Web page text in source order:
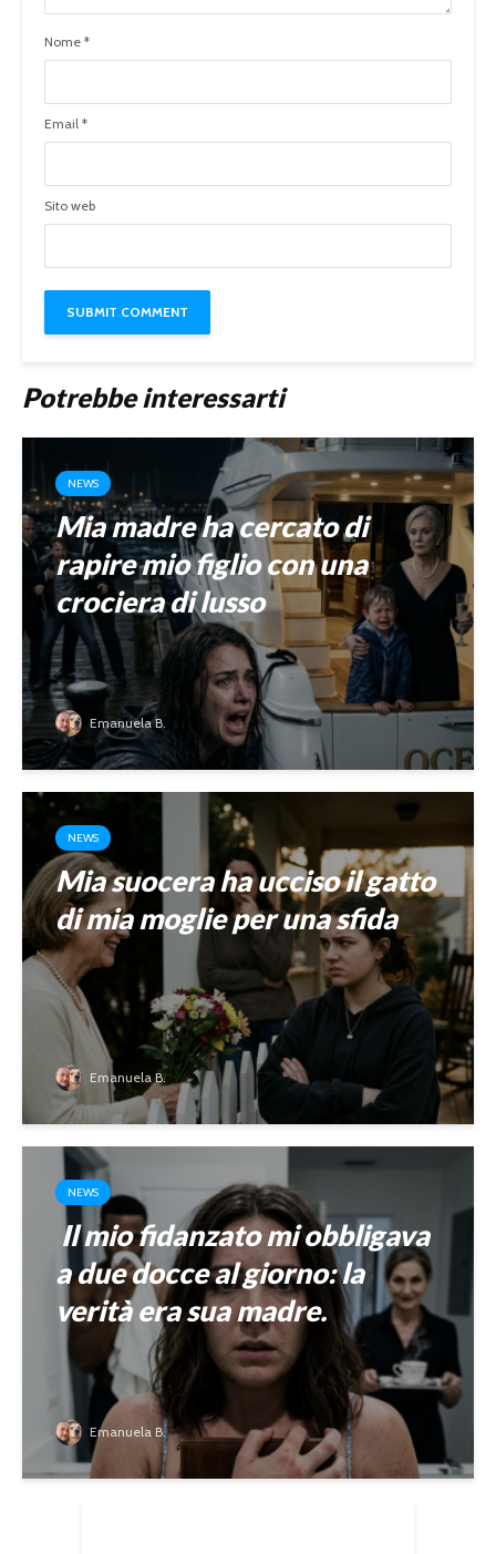
Nome *
Email *
Sito web
Potrebbe interessarti
NEWS
Mia madre ha cercato di
rapire mio figlio con una
crociera di lusso
Emanuela B.
NEWS
Mia suocera ha ucciso il gatto
di mia moglie per una sfida
Emanuela B.
NEWS
Il mio fidanzato mi obbligava
a due docce al giorno: la
verità era sua madre.
Emanuela B.